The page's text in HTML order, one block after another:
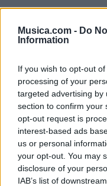
Musica.com - Do
Information
If you wish to opt-out
processing of your
targeted advertising by
section to confirm your
opt-out request is
interest-based ads
us or personal
your opt-out. You may
disclosure of your
IAB’s list of
Puntuar 'Municipal
¿Qué te parece
0 votos
Imprimir letra